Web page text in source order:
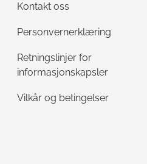
Kontakt oss
Personvernerklæring
Retningslinjer for
informasjonskapsler
Vilkår og betingelser